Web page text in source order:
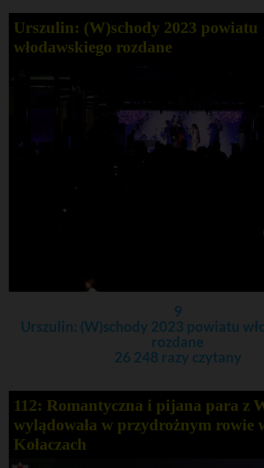
Urszulin: (W)schody 2023 powiatu
włodawskiego rozdane
9
Urszulin: (W)schody 2023 powiatu
rozdane
26 248 razy czytany
112: Romantyczna i pijana para z
wylądowała w przydrożnym rowie
Kołaczach